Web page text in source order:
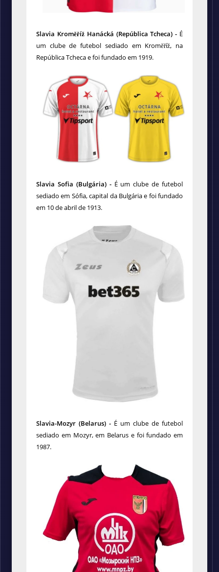
Slavia Kroměříž Hanácká (República Tcheca) - É
um clube de futebol sediado em Kroměříž, na
República Tcheca e foi fundado em 1919.
Slavia Sofia (Bulgária) -É um clube de futebol
sediado em Sófia, capital da Bulgária e foi fundado
em 10 de abril de 1913.
Slavia-Mozyr (Belarus) - É um clube de futebol
sediado em Mozyr, em Belarus e foi fundado em
1987.